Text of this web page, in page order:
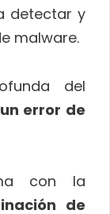
detectar y
malware.
del
un error de
con la
de